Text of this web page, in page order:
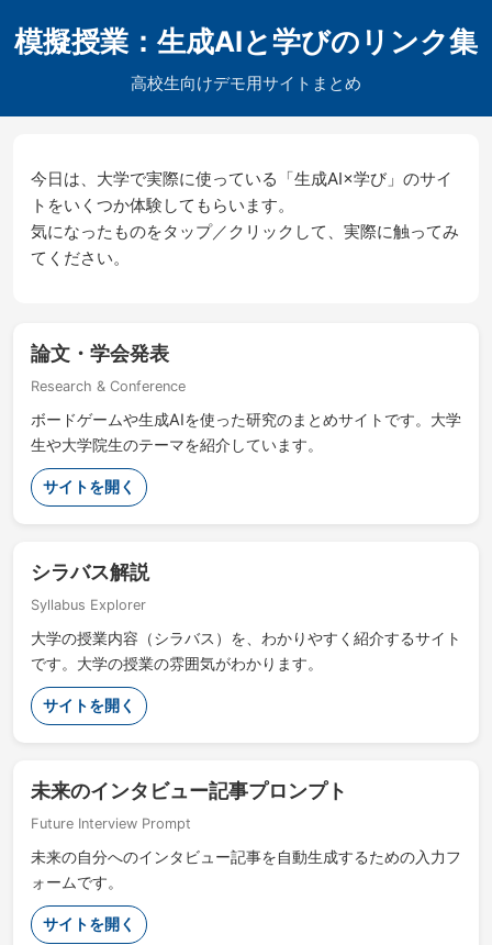
模擬授業：生成AIと学びのリンク集
高校生向けデモ用サイトまとめ
今日は、大学で実際に使っている「生成AI×学び」のサイ
トをいくつか体験してもらいます。
気になったものをタップ／クリックして、実際に触ってみ
てください。
論文・学会発表
Research & Conference
ボードゲームや生成AIを使った研究のまとめサイトです。大学
生や大学院生のテーマを紹介しています。
サイトを開く
シラバス解説
Syllabus Explorer
大学の授業内容（シラバス）を、わかりやすく紹介するサイト
です。大学の授業の雰囲気がわかります。
サイトを開く
未来のインタビュー記事プロンプト
Future Interview Prompt
未来の自分へのインタビュー記事を自動生成するための入力フ
ォームです。
サイトを開く